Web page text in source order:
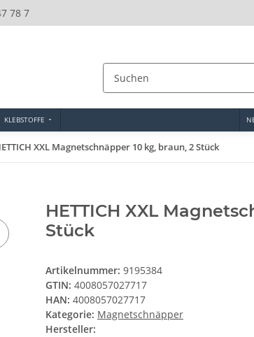
78 7
KLEBSTOFFE
XXL Magnetschnäpper 10 kg, braun, 2 Stück
HETTICH XXL
Stück
Artikelnummer: 9195384
GTIN: 4008057027717
HAN: 4008057027717
Kategorie: Magnetschnäpper
Hersteller: